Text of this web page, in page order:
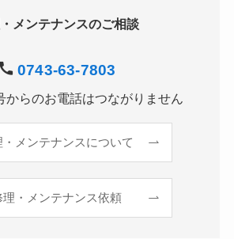
メンテナンスのご相談
0743-63-7803
らのお電話はつながりません
・メンテナンスについて
理・メンテナンス依頼